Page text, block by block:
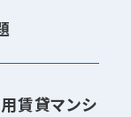
賃貸マンシ